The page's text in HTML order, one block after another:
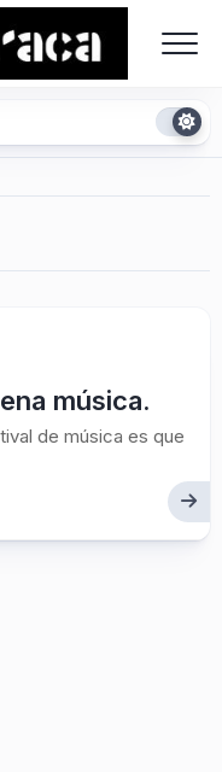
música.
de música es que